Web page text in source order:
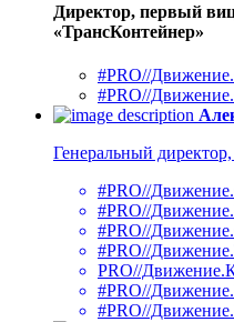
Директор, первый
«ТрансКонтейнер»
#PRO//
#PRO//
Генеральный
#PRO//
#PRO//
#PRO//
#PRO//
PRO//
#PRO//
#PRO//